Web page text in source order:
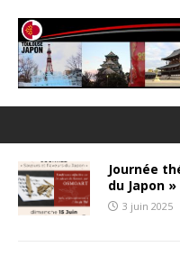
Journée
du Japon
3 juin 2025